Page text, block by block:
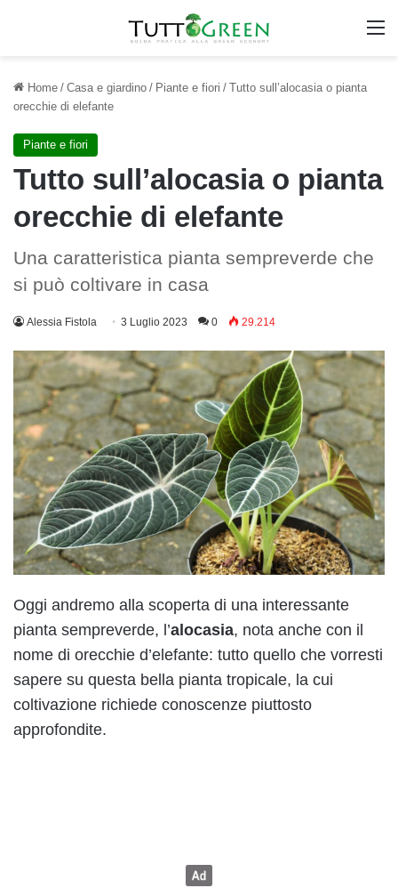
Home / Casa e giardino / Piante e fiori / Tutto sull’alocasia o pianta
orecchie di elefante
Piante e fiori
Tutto sull’alocasia o pianta
orecchie di elefante
Una caratteristica pianta sempreverde che
si può coltivare in casa
Alessia Fistola 3 Luglio 2023 0 29.214
Oggi andremo alla scoperta di una interessante
pianta sempreverde, l’alocasia, nota anche con il
nome di orecchie d’elefante: tutto quello che vorresti
sapere su questa bella pianta tropicale, la cui
coltivazione richiede conoscenze piuttosto
approfondite.